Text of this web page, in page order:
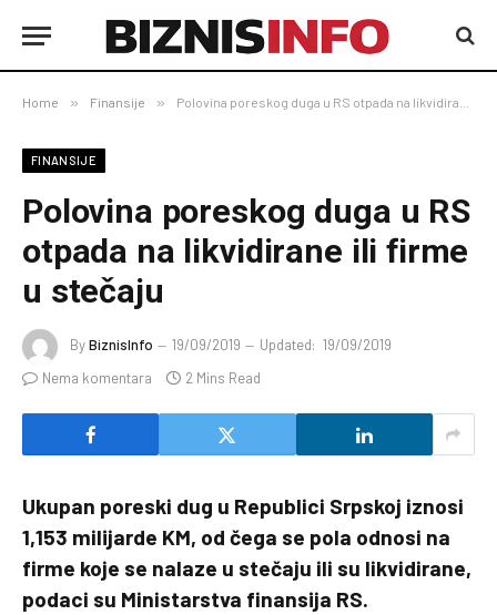
Home » Finansije » Polovina poreskog duga u RS otpada na likvidirane ili firme u stečaju
FINANSIJE
Polovina poreskog duga u RS
otpada na likvidirane ili firme
u stečaju
ByBiznisInfo 19/09/2019 Updated: 19/09/2019
Nema komentara
2 Mins Read
Ukupan poreski dug u Republici Srpskoj iznosi
1,153 milijarde KM, od čega se pola odnosi na
firme koje se nalaze u stečaju ili su likvidirane,
podaci su Ministarstva finansija RS.